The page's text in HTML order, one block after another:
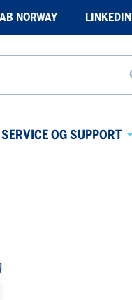
NORWAY LINKEDIN
SERVICE OG SUPPORT